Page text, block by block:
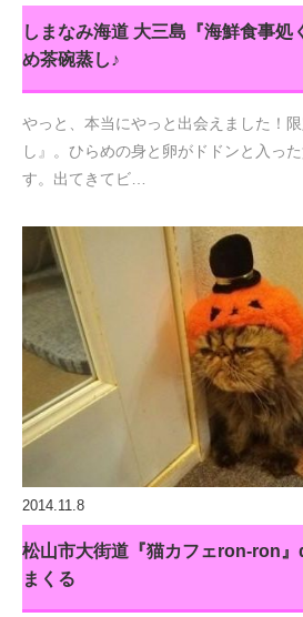
しまなみ海道 大三島『海鮮食事処
め茶碗蒸し♪
やっと、本当にやっと出会えました！
し』。ひらめの身と卵がドドンと入っ
す。出てきてビ…
2014.11.8
松山市大街道『猫カフェron-ron
まくる